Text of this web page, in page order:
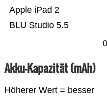
BLU Studio 5.5
Apple iPad 2
0
Akku-Kapazität (mAh)
Höherer Wert = besser